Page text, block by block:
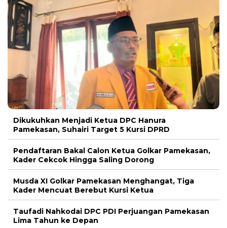
Dikukuhkan Menjadi Ketua DPC Hanura
Pamekasan, Suhairi Target 5 Kursi DPRD
Pendaftaran Bakal Calon Ketua Golkar Pamekasan,
Kader Cekcok Hingga Saling Dorong
Musda XI Golkar Pamekasan Menghangat, Tiga
Kader Mencuat Berebut Kursi Ketua
Taufadi Nahkodai DPC PDI Perjuangan Pamekasan
Lima Tahun ke Depan